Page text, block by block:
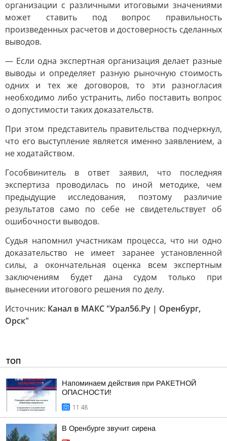
организации с различными итоговыми значениями
может ставить под вопрос правильность
произведенных расчетов и достоверность сделанных
выводов.
— Если одна экспертная организация делает разные
выводы и определяет разную рыночную стоимость
одних и тех же договоров, то эти разногласия
необходимо либо устранить, либо поставить вопрос
о допустимости таких доказательств.
При этом представитель правительства подчеркнул,
что его выступление является именно заявлением, а
не ходатайством.
Гособвинитель в ответ заявил, что последняя
экспертиза проводилась по иной методике, чем
предыдущие исследования, поэтому различие
результатов само по себе не свидетельствует об
ошибочности выводов.
Судья напомнил участникам процесса, что ни одно
доказательство не имеет заранее установленной
силы, а окончательная оценка всем экспертным
заключениям будет дана судом только при
вынесении итогового решения по делу.
Источник: Канал в МАКС "Урал56.Ру | Оренбург,
Орск"
ТОП
Напоминаем действия при РАКЕТНОЙ
ОПАСНОСТИ!
11:48
В Оренбурге звучит сирена